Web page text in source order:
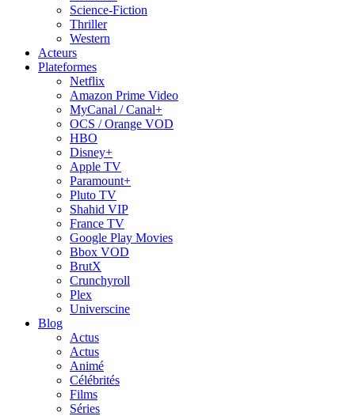
Science-Fiction
Thriller
Western
Acteurs
Plateformes
Netflix
Amazon Prime Video
MyCanal / Canal+
OCS / Orange VOD
HBO
Disney+
Apple TV
Paramount+
Pluto TV
Shahid VIP
France TV
Google Play Movies
Bbox VOD
BrutX
Crunchyroll
Plex
Universcine
Blog
Actus
Actus
Animé
Célébrités
Films
Séries